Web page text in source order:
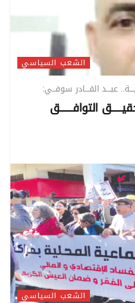
الشعب السياسي
عبـــد القـــادر سوفــي:
التوافـــــــق
الشعب السياسي